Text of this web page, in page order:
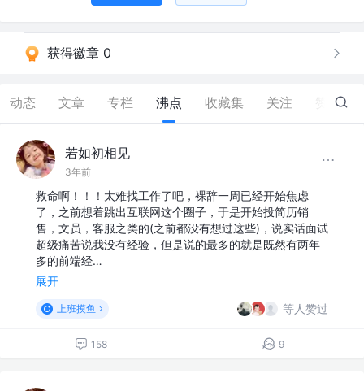
获得徽章 0
动态 文章 专栏 沸点 收藏集 关注 8
若如初相见
3年前
救命啊！！！太难找工作了吧，裸辞一周已经开始焦虑
了，之前想着跳出互联网这个圈子，于是开始投简历销
售，文员，客服之类的(之前都没有想过这些)，说实话面试
超级痛苦说我没有经验，但是说的最多的就是既然有两年
多的前端经…
展开
上班摸鱼 等人赞过
158 9